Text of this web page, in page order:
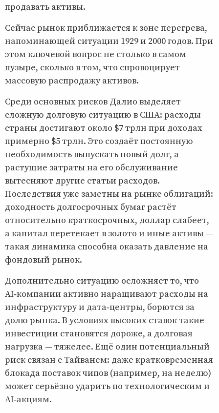
продавать активы.
Сейчас рынок приближается к зоне перегрева,
напоминающей ситуации 1929 и 2000 годов. При
этом ключевой вопрос не столько в самом
пузыре, сколько в том, что спровоцирует
массовую распродажу активов.
Среди основных рисков Далио выделяет
сложную долговую ситуацию в США: расходы
страны достигают около $7 трлн при доходах
примерно $5 трлн. Это создаёт постоянную
необходимость выпускать новый долг, а
растущие затраты на его обслуживание
вытесняют другие статьи расходов.
Последствия уже заметны на рынке облигаций:
доходность долгосрочных бумаг растёт
относительно краткосрочных, доллар слабеет,
а капитал перетекает в золото и иные активы —
такая динамика способна оказать давление на
фондовый рынок.
Дополнительно ситуацию осложняет то, что
AI‑компании активно наращивают расходы на
инфраструктуру и дата‑центры, борются за
долю рынка. В условиях высоких ставок такие
инвестиции становятся дороже, а долговая
нагрузка — тяжелее. Ещё один потенциальный
риск связан с Тайванем: даже кратковременная
блокада поставок чипов (например, на неделю)
может серьёзно ударить по технологическим и
AI‑акциям.